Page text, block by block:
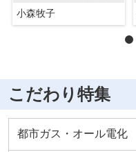
小森牧子
こだわり特集
都市ガス・オール電化